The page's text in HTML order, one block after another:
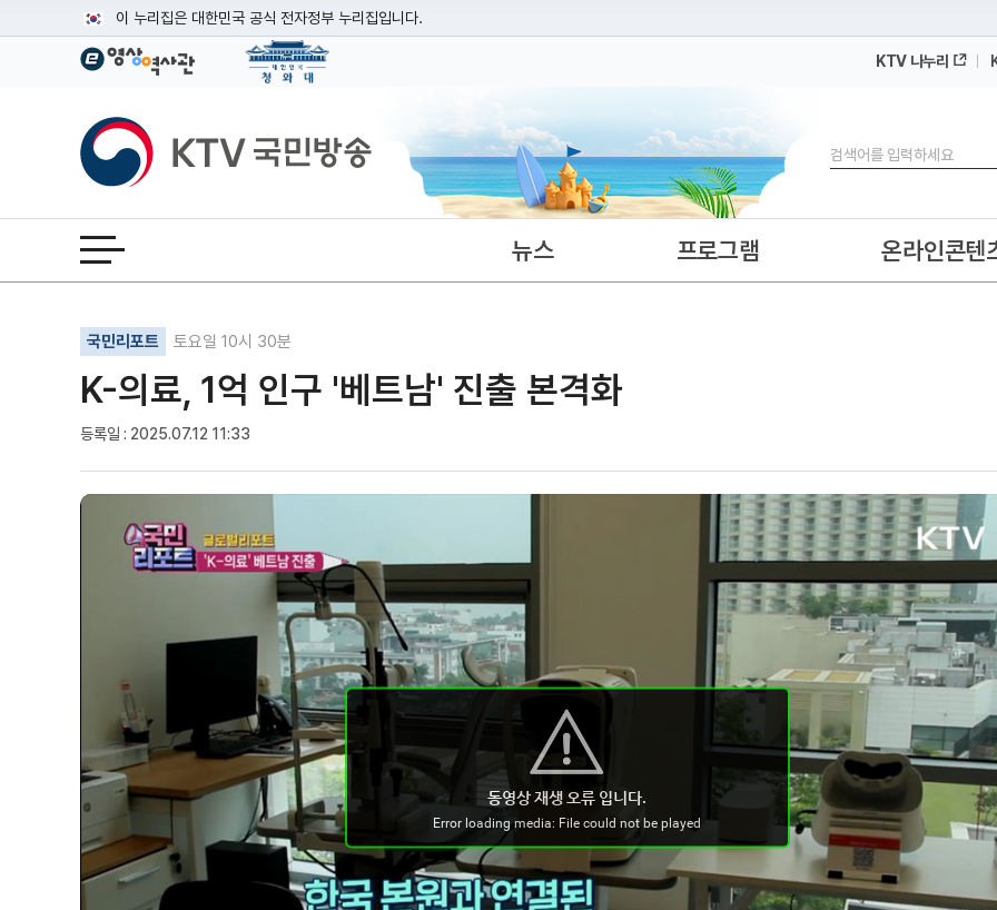
이 누리집은 대한민국 공식 전자정부 누리집입니다.
공식 누리집 주소 확인하기
이밖에 or.kr 또는 .kr등 다른 도메인 주소를 사용하고 있다면 아래 URL에서 도메인 주소를 확인해 보세요
운영중인 공식 누리집보기
KTV 나누리
KTV국민방송
검색
전체메뉴 열기 뉴스 프로그램 온라인콘텐
국민리포트 토요일 10시 30분
K-의료, 1억 인구 '베트남' 진출 본격화
등록일 : 2025.07.12 11:33
기사인쇄
글자확대
글자축소